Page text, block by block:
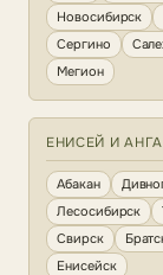
Новосибирск
Сергино
Мегион
ЕНИСЕЙ И
Абакан
Лесосибирск
Свирск
Енисейск